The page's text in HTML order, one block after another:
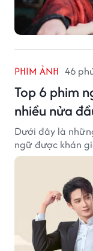
PHIM ẢNH 46
Top 6 phim
nhiều nửa
Dưới đây là
ngữ được khán